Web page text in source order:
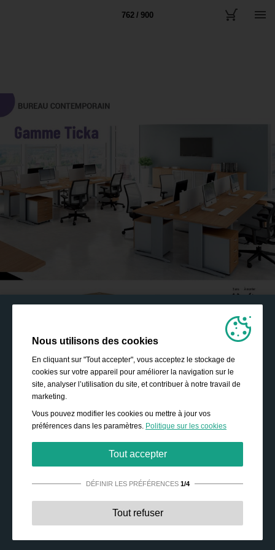
762 / 900
Nous utilisons des cookies
En cliquant sur "Tout accepter", vous acceptez le stockage de
cookies sur votre appareil pour améliorer la navigation sur le
site, analyser l’utilisation du site, et contribuer à notre travail de
marketing.
Vous pouvez modifier les cookies ou mettre à jour vos
préférences dans les paramètres. Politique sur les cookies
Tout accepter
DÉFINIR LES PRÉFÉRENCES 1/4
Strictement nécessaires:
Ces cookies sont essentiels
Tout refuser